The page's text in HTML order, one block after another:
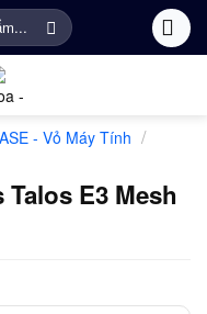
Kiện
- Vỏ Máy Tính /
E3 Mesh